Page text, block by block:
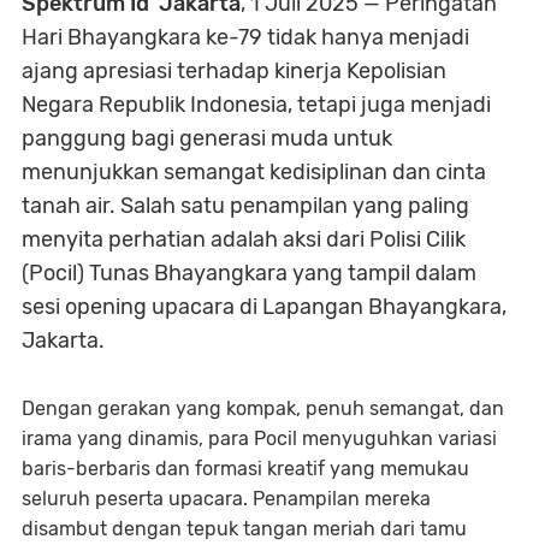
Hari Bhayangkara ke-79 tidak hanya menjadi
ajang apresiasi terhadap kinerja Kepolisian
Negara Republik Indonesia, tetapi juga menjadi
panggung bagi generasi muda untuk
menunjukkan semangat kedisiplinan dan cinta
tanah air. Salah satu penampilan yang paling
menyita perhatian adalah aksi dari Polisi Cilik
(Pocil) Tunas Bhayangkara yang tampil dalam
sesi opening upacara di Lapangan Bhayangkara,
Jakarta.
Dengan gerakan yang kompak, penuh semangat, dan
irama yang dinamis, para Pocil menyuguhkan variasi
baris-berbaris dan formasi kreatif yang memukau
seluruh peserta upacara. Penampilan mereka
disambut dengan tepuk tangan meriah dari tamu